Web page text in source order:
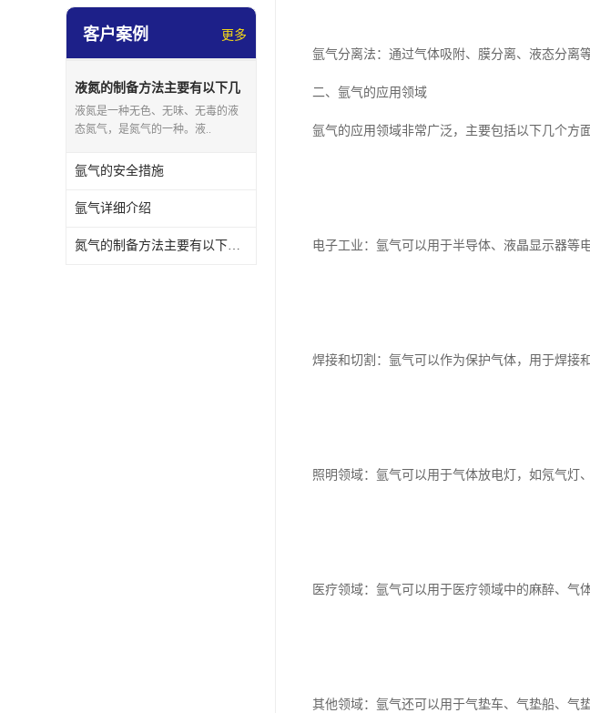
乙炔
客户案例 更多
液氮的制备方法主要有以下几
种
液氮是一种无色、无味、无毒的液
态氮气，是氮气的一种。液..
氩气的安全措施
氩气详细介绍
氮气的制备方法主要有以下几种
氩气分离法：通过气体吸附、膜分离、液态分离
二、氩气的应用领域
氩气的应用领域非常广泛，主要包括以下几个方面
电子工业：氩气可以用于半导体、液晶显示器等
焊接和切割：氩气可以作为保护气体，用于焊接
照明领域：氩气可以用于气体放电灯，如氖气灯
医疗领域：氩气可以用于医疗领域中的麻醉、气
其他领域：氩气还可以用于气垫车、气垫船、气